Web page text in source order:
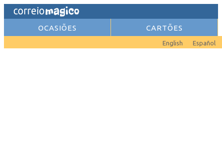
OCASIÕES CARTÕES
Español
English